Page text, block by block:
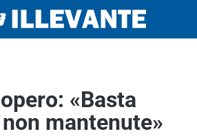
«Basta
mantenute»